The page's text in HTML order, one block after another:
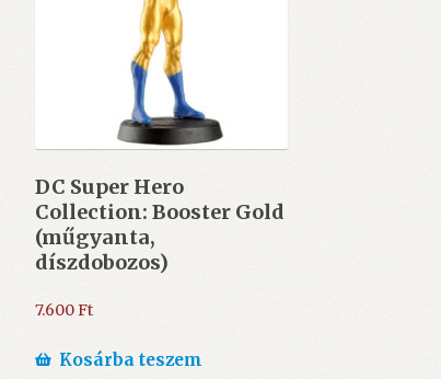
DC Super Hero
Collection: Booster Gold
(műgyanta,
díszdobozos)
7.600Ft
Kosárba teszem